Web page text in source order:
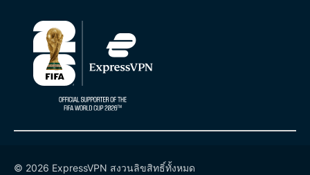
© 2026 ExpressVPN สงวนลิขสิทธิ์ทั้งหมด